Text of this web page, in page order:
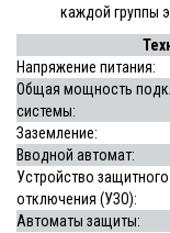
каждой группы
Напряжение питания:
Общая мощность
системы:
Заземление:
Вводной автомат:
Устройство защитного
отключения (УЗО):
Автоматы защиты: